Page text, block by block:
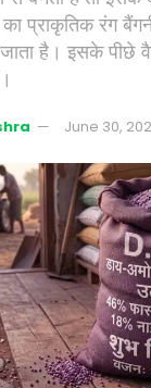
प्राकृतिक रंग
जाता है। इसके पीछे
June 30,